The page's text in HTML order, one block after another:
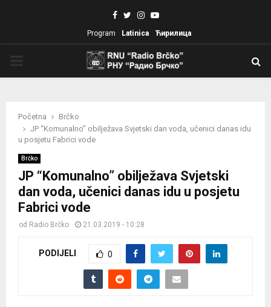
Facebook
TwitterInstagram
Youtube
Program Latinica Ћирилица
Početna
Brčko
JP “Komunalno” obilježava Svjetski dan voda, učenici danas idu
u posjetu Fabrici vode
Brčko
JP “Komunalno” obilježava Svjetski
dan voda, učenici danas idu u posjetu
Fabrici vode
od Radio Brčko 21.03.2019 - 10:28
PODIJELI 0